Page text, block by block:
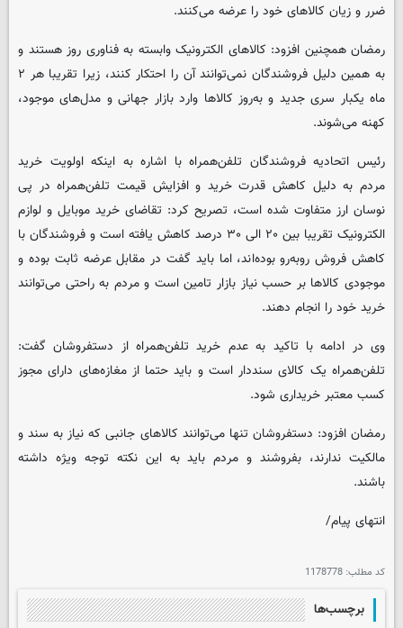
ضرر و زیان کالاهای خود را عرضه می‌کنند.
رمضان همچنین افزود: کالاهای الکترونیک وابسته به فناوری روز هستند و
به همین دلیل فروشندگان نمی‌توانند آن را احتکار کنند، زیرا تقریبا هر ۲
ماه یکبار سری جدید و به‌روز کالاها وارد بازار جهانی و مدل‌های موجود،
کهنه می‌شوند.
رئیس اتحادیه فروشندگان تلفن‌همراه با اشاره به اینکه اولویت خرید
مردم به دلیل کاهش قدرت خرید و افزایش قیمت تلفن‌همراه در پی
نوسان ارز متفاوت شده است، تصریح کرد: تقاضای خرید موبایل و لوازم
الکترونیک تقریبا بین ۲۰ الی ۳۰ درصد کاهش یافته است و فروشندگان با
کاهش فروش روبه‌رو بوده‌اند، اما باید گفت در مقابل عرضه ثابت بوده و
موجودی کالاها بر حسب نیاز بازار تامین است و مردم به راحتی می‌توانند
خرید خود را انجام دهند.
وی در ادامه با تاکید به عدم خرید تلفن‌همراه از دستفروشان گفت:
تلفن‌همراه یک کالای سنددار است و باید حتما از مغازه‌های دارای مجوز
کسب معتبر خریداری شود.
رمضان افزود: دستفروشان تنها می‌توانند کالاهای جانبی که نیاز به سند و
مالکیت ندارند، بفروشند و مردم باید به این نکته توجه ویژه داشته
باشند.
انتهای پیام/
کد مطلب: 1178778
برچسب‌ها